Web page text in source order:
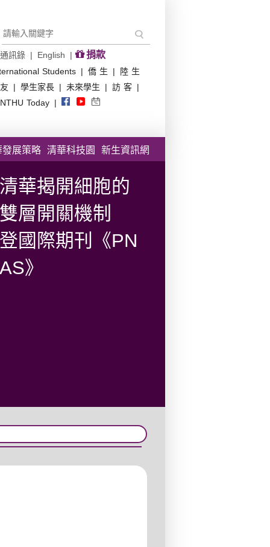
通訊錄 | English | 捐款
Students | 僑 生 |
陸 生
| 學生家長 | 未來學生 | 訪 客 |
NTHU Today |
發展策略 清華科技園 新生資訊網
清華揭開細胞的
雙層開關機制
登國際期刊《PN
AS》